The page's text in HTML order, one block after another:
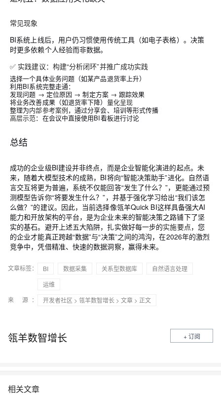
常见现象
BI系统上线后，用户仍习惯使用传统工具（如电子表格）。决策
时更多依赖个人经验而非数据。
✅ 实践建议：构建“分析闭环”并推广成功实践
选择一个具体业务问题（如某产品退货率上升）
利用BI系统完整走通：
发现问题 → 定位原因 → 制定方案 → 跟踪效果
将业务改善成果（如退货率下降） 量化呈现
整理为内部参考案例，通过分享会、培训等形式传播
高层示范：在会议中直接使用BI看板进行讨论
总结
成功的企业级BI建设并非终点，而是企业智能化演进的起点。未
来，随着大模型技术的成熟，BI将向“智能决策助手”进化。自然语
言交互将更为普遍，系统不仅能回答“发生了什么？”，更能通过预
测模型告诉你“将要发生什么？”，并基于强化学习给出“我们该怎
么做？”的建议。因此，当前选择像瓴羊Quick BI这样具备强大AI
能力和开放架构的平台，是为企业未来的智能决策之路铺下了坚
实的基石。避开上述五大陷阱，扎实做好每一步的实施要点，您
的企业才能真正跨越“数据”与“决策”之间的鸿沟，在2026年的激烈
竞争中，凭借精准、快速的数据洞察，赢得未来。
文章标签： BI 数据采集 关系型数据库
自然语言处理
运维
来 源：
开发者社区 > 瓴羊数智增长 > 文章 > 正文
瓴羊数智增长 + 订阅
相关文章